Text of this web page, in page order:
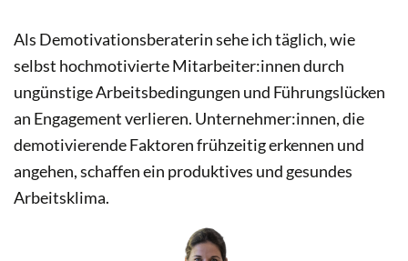
Als Demotivationsberaterin sehe ich täglich, wie
selbst hochmotivierte Mitarbeiter:innen durch
ungünstige Arbeitsbedingungen und Führungslücken
an Engagement verlieren. Unternehmer:innen, die
demotivierende Faktoren frühzeitig erkennen und
angehen, schaffen ein produktives und gesundes
Arbeitsklima.